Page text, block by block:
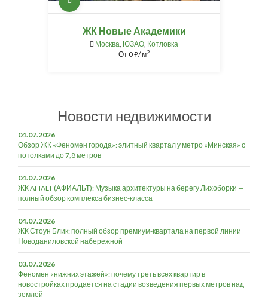
ЖК Новые Академики
Москва, ЮЗАО, Котловка
От0⃏/ м2
Новости недвижимости
04.07.2026
Обзор ЖК «Феномен города»: элитный квартал у метро «Минская» с
потолками до 7,8 метров
04.07.2026
ЖК AFIALT (АФИАЛЬТ): Музыка архитектуры на берегу Лихоборки —
полный обзор комплекса бизнес-класса
04.07.2026
ЖК Стоун Блик: полный обзор премиум-квартала на первой линии
Новоданиловской набережной
03.07.2026
Феномен «нижних этажей»: почему треть всех квартир в
новостройках продается на стадии возведения первых метров над
землей